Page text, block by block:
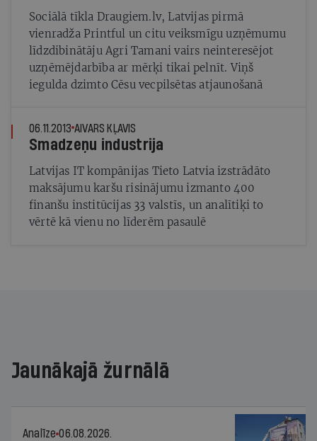
Sociālā tīkla Draugiem.lv, Latvijas pirmā
vienradža Printful un citu veiksmīgu uzņēmumu
līdzdibinātāju Agri Tamani vairs neinteresējot
uzņēmējdarbība ar mērķi tikai pelnīt. Viņš
iegulda dzimto Cēsu vecpilsētas atjaunošanā
06.11.2013 AIVARS KĻAVIS
Smadzeņu industrija
Latvijas IT kompānijas Tieto Latvia izstrādāto
maksājumu karšu risinājumu izmanto 400
finanšu institūcijas 33 valstīs, un analītiķi to
vērtē kā vienu no līderēm pasaulē
Jaunākajā žurnālā
Analīze 06.08.2026.